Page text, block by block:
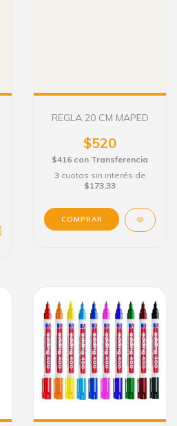
REGLA 20 CM MAPED
$520
$416 con Transferencia
3 cuotas sin interés de
$173,33